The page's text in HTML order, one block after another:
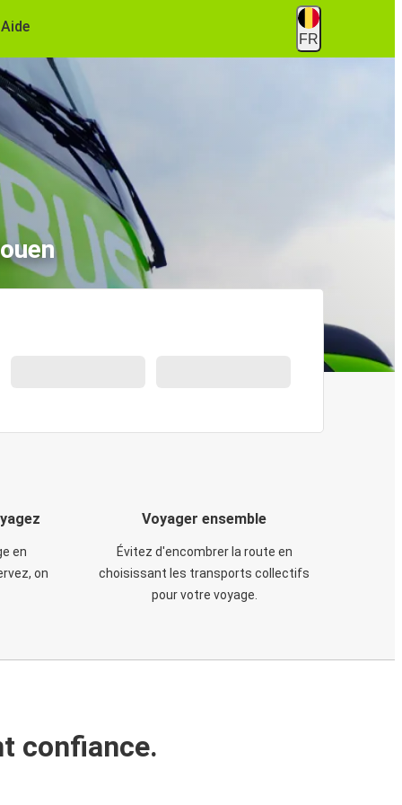
Aide
FR
en
on
Voyager ensemble
Évitez d'encombrer la route en
choisissant les transports collectifs
pour votre voyage.
confiance.